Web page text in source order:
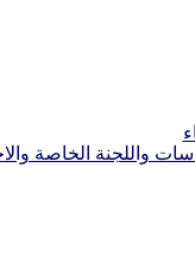
واللجنة الخاصة